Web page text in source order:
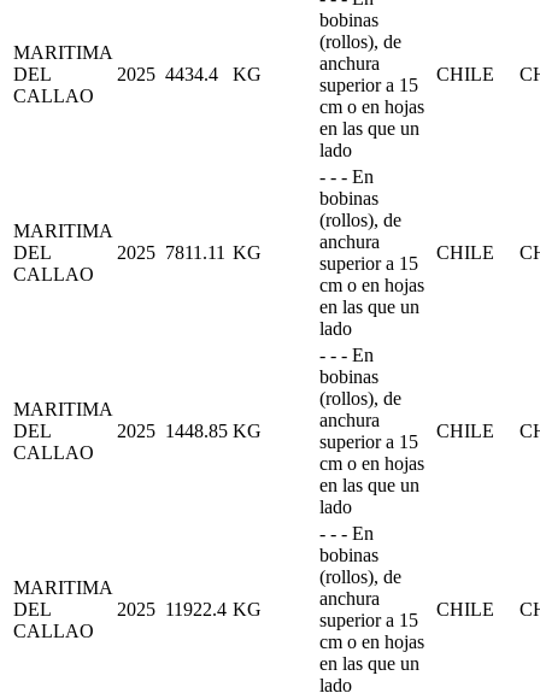
MARITIMA
DEL
CALLAO
2025 4434.4 KG
bobinas
(rollos), de
anchura
superior a 15
cm o en hojas
en las que un
lado
CHILE
MARITIMA
DEL
CALLAO
2025 7811.11 KG
- - - En
bobinas
(rollos), de
anchura
superior a 15
cm o en hojas
en las que un
lado
CHILE
MARITIMA
DEL
CALLAO
2025 1448.85 KG
- - - En
bobinas
(rollos), de
anchura
superior a 15
cm o en hojas
en las que un
lado
CHILE
MARITIMA
DEL
CALLAO
2025 11922.4 KG
- - - En
bobinas
(rollos), de
anchura
superior a 15
cm o en hojas
en las que un
lado
CHILE